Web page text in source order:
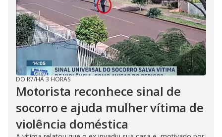
DO R7/HÁ 3 HORAS
Motorista reconhece sinal de
socorro e ajuda mulher vítima de
violência doméstica